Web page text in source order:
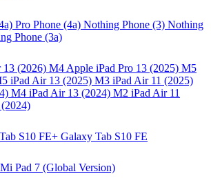
Pro Phone (4a) Nothing Phone (3) Nothing
Phone (3a)
13 (2026) M4 Apple iPad Pro 13 (2025) M5
iPad Air 13 (2025) M3 iPad Air 11 (2025)
M4 iPad Air 13 (2024) M2 iPad Air 11
S10 FE+ Galaxy Tab S10 FE
Pad 7 (Global Version)